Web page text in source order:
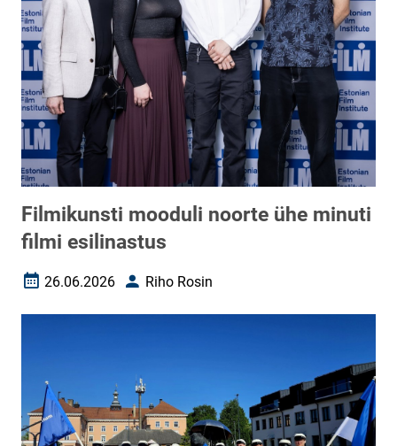
Filmikunsti mooduli noorte ühe minuti
filmi esilinastus
Loomise kuupäev
26.06.2026 AutorRiho Rosin